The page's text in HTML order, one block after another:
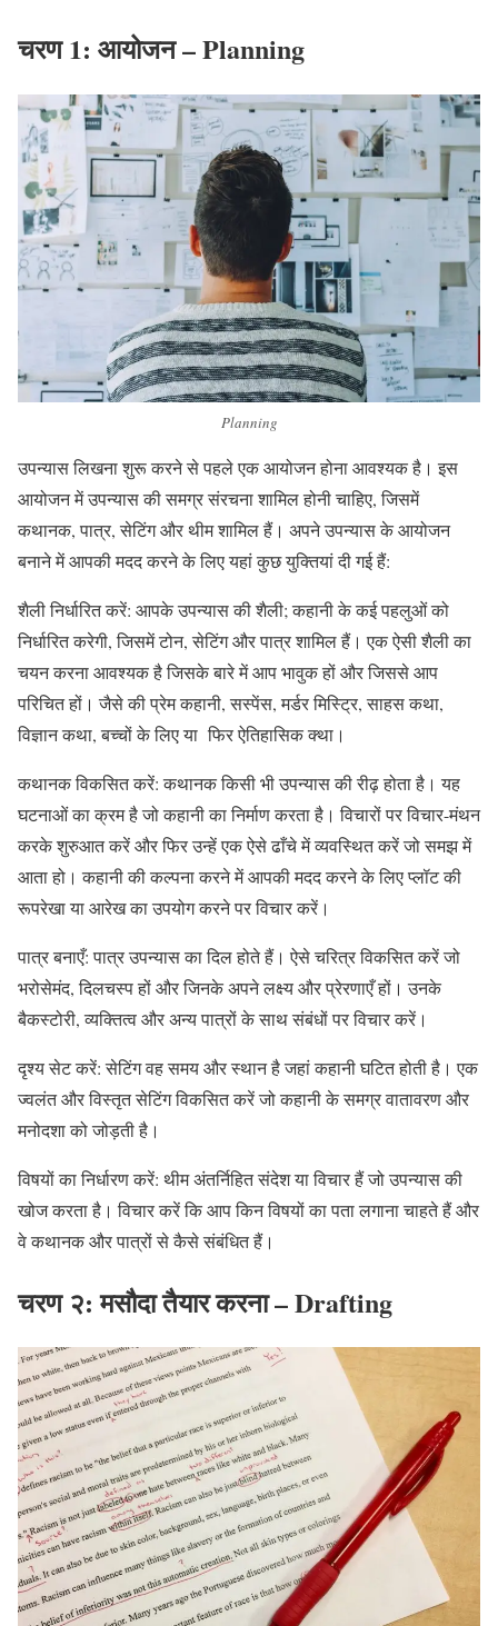
चरण 1: आयोजन– Planning
Planning
उपन्यास लिखना शुरू करने से पहले एक आयोजन होना आवश्यक है। इस
आयोजन में उपन्यास की समग्र संरचना शामिल होनी चाहिए, जिसमें
कथानक, पात्र, सेटिंग और थीम शामिल हैं। अपने उपन्यास के आयोजन
बनाने में आपकी मदद करने के लिए यहां कुछ युक्तियां दी गई हैं:
शैली निर्धारित करें: आपके उपन्यास की शैली; कहानी के कई पहलुओं को
निर्धारित करेगी, जिसमें टोन, सेटिंग और पात्र शामिल हैं। एक ऐसी शैली का
चयन करना आवश्यक है जिसके बारे में आप भावुक हों और जिससे आप
परिचित हों। जैसे की प्रेम कहानी, सस्पेंस, मर्डर मिस्ट्रि, साहस कथा,
विज्ञान कथा, बच्चों के लिए या फिर ऐतिहासिक क्था।
कथानक विकसित करें: कथानक किसी भी उपन्यास की रीढ़ होता है। यह
घटनाओं का क्रम है जो कहानी का निर्माण करता है। विचारों पर विचार-मंथन
करके शुरुआत करें और फिर उन्हें एक ऐसे ढाँचे में व्यवस्थित करें जो समझ में
आता हो। कहानी की कल्पना करने में आपकी मदद करने के लिए प्लॉट की
रूपरेखा या आरेख का उपयोग करने पर विचार करें।
पात्र बनाएँ: पात्र उपन्यास का दिल होते हैं। ऐसे चरित्र विकसित करें जो
भरोसेमंद, दिलचस्प हों और जिनके अपने लक्ष्य और प्रेरणाएँ हों। उनके
बैकस्टोरी, व्यक्तित्व और अन्य पात्रों के साथ संबंधों पर विचार करें।
दृश्य सेट करें: सेटिंग वह समय और स्थान है जहां कहानी घटित होती है। एक
ज्वलंत और विस्तृत सेटिंग विकसित करें जो कहानी के समग्र वातावरण और
मनोदशा को जोड़ती है।
विषयों का निर्धारण करें: थीम अंतर्निहित संदेश या विचार हैं जो उपन्यास की
खोज करता है। विचार करें कि आप किन विषयों का पता लगाना चाहते हैं और
वे कथानक और पात्रों से कैसे संबंधित हैं।
चरण २: मसौदा तैयार करना– Drafting